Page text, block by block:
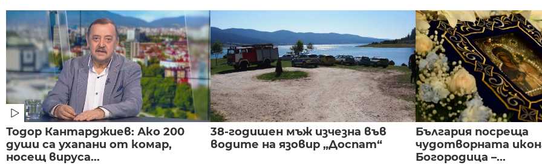
Тодор Кантарджиев: Ако 200
души са ухапани от комар,
носещ вируса...
38-годишен мъж изчезна във
водите на язовир „Доспат“
България посреща
чудотворната
Богородица –...